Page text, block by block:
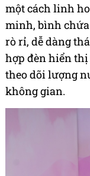
một cách linh
minh, bình chứa
rò rỉ, dễ dàng
hợp đèn hiển
theo dõi lượng
không gian.